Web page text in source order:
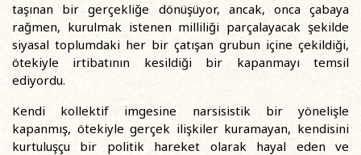
taşınan bir gerçekliğe dönüşüyor, ancak, onca çabaya
rağmen, kurulmak istenen milliliği parçalayacak şekilde
siyasal toplumdaki her bir çatışan grubun içine çekildiği,
ötekiyle irtibatının kesildiği bir kapanmayı temsil
ediyordu.
Kendi kollektif imgesine narsisistik bir yönelişle
kapanmış, ötekiyle gerçek ilişkiler kuramayan, kendisini
kurtuluşçu bir politik hareket olarak hayal eden ve